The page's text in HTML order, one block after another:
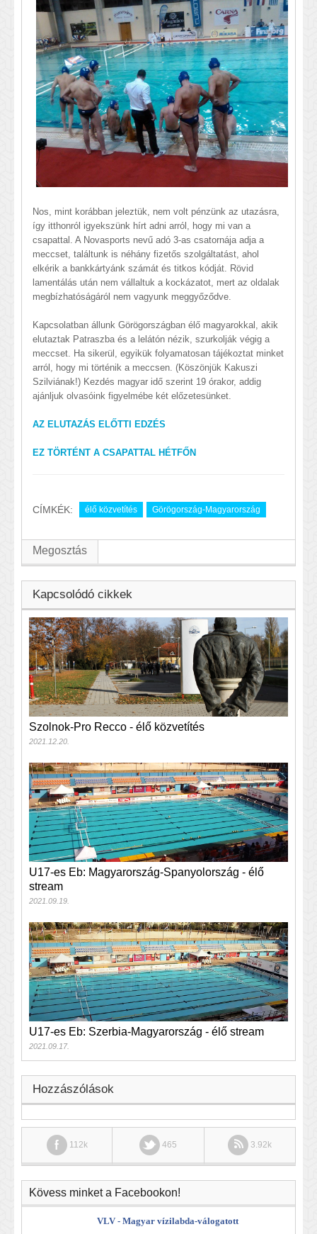
Nos, mint korábban jeleztük, nem volt pénzünk az utazásra,
így itthonról igyekszünk hírt adni arról, hogy mi van a
csapattal. A Novasports nevű adó 3-as csatornája adja a
meccset, találtunk is néhány fizetős szolgáltatást, ahol
elkérik a bankkártyánk számát és titkos kódját. Rövid
lamentálás után nem vállaltuk a kockázatot, mert az oldalak
megbízhatóságáról nem vagyunk meggyőződve.
Kapcsolatban állunk Görögországban élő magyarokkal, akik
elutaztak Patraszba és a lelátón nézik, szurkolják végig a
meccset. Ha sikerül, egyikük folyamatosan tájékoztat minket
arról, hogy mi történik a meccsen. (Köszönjük Kakuszi
Szilviának!) Kezdés magyar idő szerint 19 órakor, addig
ajánljuk olvasóink figyelmébe két előzetesünket.
AZ ELUTAZÁS ELŐTTI EDZÉS
EZ TÖRTÉNT A CSAPATTAL HÉTFŐN
CÍMKÉK: élő közvetítés Görögország-Magyarország
Megosztás
Kapcsolódó cikkek
Szolnok-Pro Recco - élő közvetítés
2021.12.20.
U17-es Eb: Magyarország-Spanyolország - élő
stream
2021.09.19.
U17-es Eb: Szerbia-Magyarország - élő stream
2021.09.17.
Hozzászólások
112k 465 3.92k
Kövess minket a Facebookon!
VLV - Magyar vízilabda-válogatott